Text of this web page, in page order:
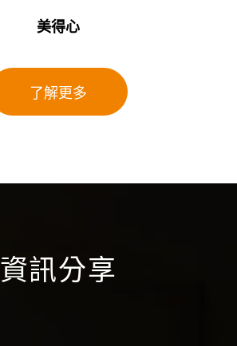
美得心
了解更多
資訊分享